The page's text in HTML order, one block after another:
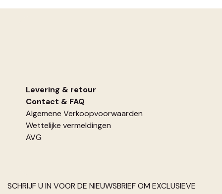
Levering & retour
Contact & FAQ
Algemene Verkoopvoorwaarden
Wettelijke vermeldingen
AVG
SCHRIJF U IN VOOR DE NIEUWSBRIEF OM EXCLUSIEVE